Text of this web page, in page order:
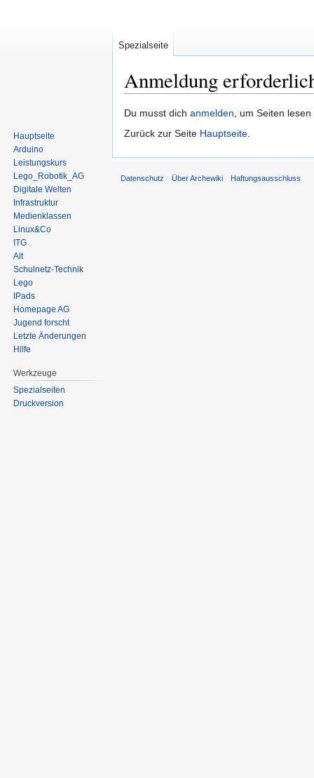
Anmeldung
Zur
Navigation
Zur
Suche
Du musst dich anmelden, um Seiten
Zurück zur Seite Hauptseite.
Spezialseite
Hauptseite
Arduino
Leistungskurs
Lego_Robotik_AG
Digitale Welten
Infrastruktur
Medienklassen
Linux&Co
ITG
Alt
Schulnetz-Technik
Lego
IPads
Homepage AG
Jugend forscht
Letzte Änderungen
Hilfe
Werkzeuge
Spezialseiten
Druckversion
Datenschutz Über Archewiki Haftungsausschluss